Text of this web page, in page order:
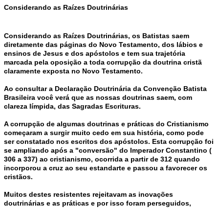
Considerando as Raízes Doutrinárias
Considerando as Raízes Doutrinárias, os Batistas saem
diretamente das páginas do Novo Testamento, dos lábios e
ensinos de Jesus e dos apóstolos e tem sua trajetória
marcada pela oposição a toda corrupção da doutrina cristã
claramente exposta no Novo Testamento.
Ao consultar a Declaração Doutrinária da Convenção Batista
Brasileira você verá que as nossas doutrinas saem, com
clareza límpida, das Sagradas Escrituras.
A corrupção de algumas doutrinas e práticas do Cristianismo
começaram a surgir muito cedo em sua história, como pode
ser constatado nos escritos dos apóstolos. Esta corrupção foi
se ampliando após a "conversão" do Imperador Constantino (
306 a 337) ao cristianismo, ocorrida a partir de 312 quando
incorporou a cruz ao seu estandarte e passou a favorecer os
cristãos.
Muitos destes resistentes rejeitavam as inovações
doutrinárias e as práticas e por isso foram perseguidos,